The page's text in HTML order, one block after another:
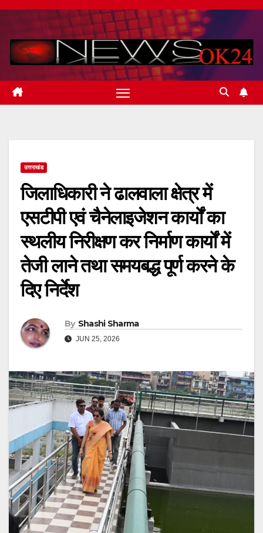
Skip
content
उत्तराखंड
जिलाधिकारी ने ढालवाला क्षेत्र में
एसटीपी एवं चैनेलाइजेशन कार्यों का
स्थलीय निरीक्षण कर निर्माण कार्यों में
तेजी लाने तथा समयबद्ध पूर्ण करने के
दिए निर्देश
By Shashi Sharma
JUN 25, 2026